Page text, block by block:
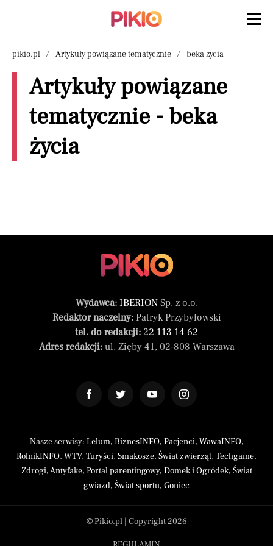
pikio.pl Artykuły powiązane tematycznie beka życia
Artykuły powiązane
tematycznie - beka
życia
Wydawca: IBERIONSp. z o.o.
Redaktor naczelny:Patryk Przybyłowski
tel. do redakcji: 22 113 14 62
Adres redakcji:ul. Zięby 41, 02-808 Warszawa
Nasze serwisy: Lelum, BiznesINFO, Pacjenci, WawaINFO,
RolnikINFO, WTV, Turyści, Smakosze, Świat zwierząt, Techgame,
Zdrogi,Antyfake, Portal parentingowy, Domek i Ogródek, Świat
gwiazd, Świat sportu, Goniec
© Pikio.pl | Copyright 2026